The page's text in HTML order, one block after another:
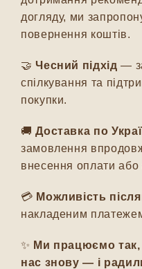
догляду, ми
повернення коштів.
🤝Чесний підхід —
спілкування та
покупки.
🚚Доставка по
замовлення
внесення оплати або
💳 Можливість
накладеним
✨ Ми працюємо
нас знову — і